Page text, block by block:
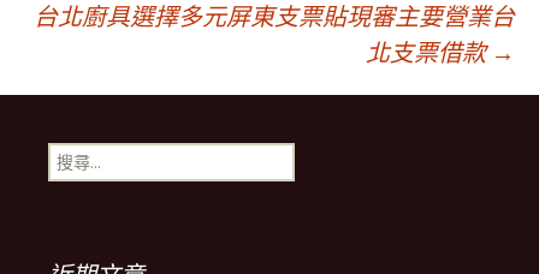
章
導
覽
台北廚具選擇多元屏東支票貼現審主要營業台
北支票借款 →
搜
尋